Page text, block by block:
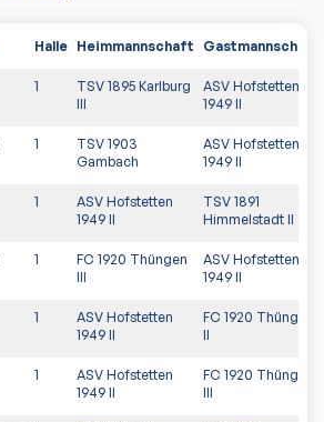
Halle Heimmannschaft Gastmannschaft
1
TSV 1895 Karlburg
III
ASV Hofstetten
1949 II
1
TSV 1903
Gambach
ASV Hofstetten
1949 II
1
ASV Hofstetten
1949 II
TSV 1891
Himmelstadt II
1
FC 1920 Thüngen
III
ASV Hofstetten
1949 II
1
ASV Hofstetten
1949 II
FC 1920 Thüngen
II
1
ASV Hofstetten
1949 II
FC 1920 Thüngen
III